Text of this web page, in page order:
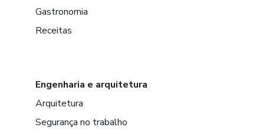
Gastronomia
Receitas
Engenharia e arquitetura
Arquitetura
Segurança no trabalho